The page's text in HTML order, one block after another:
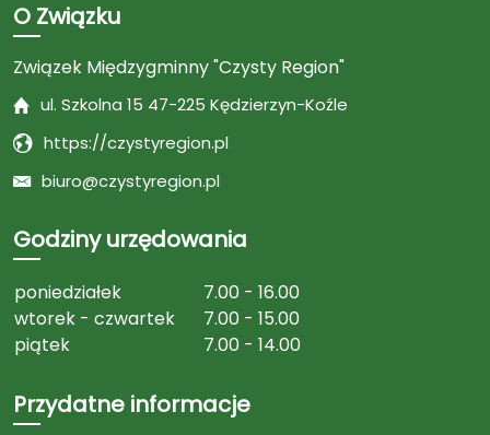
O Związku
Związek Międzygminny "Czysty Region"
ul. Szkolna 15 47-225 Kędzierzyn-Koźle
https://czystyregion.pl
biuro@czystyregion.pl
Godziny urzędowania
poniedziałek
7.00 - 16.00
wtorek - czwartek
7.00 - 15.00
piątek
7.00 - 14.00
Przydatne informacje